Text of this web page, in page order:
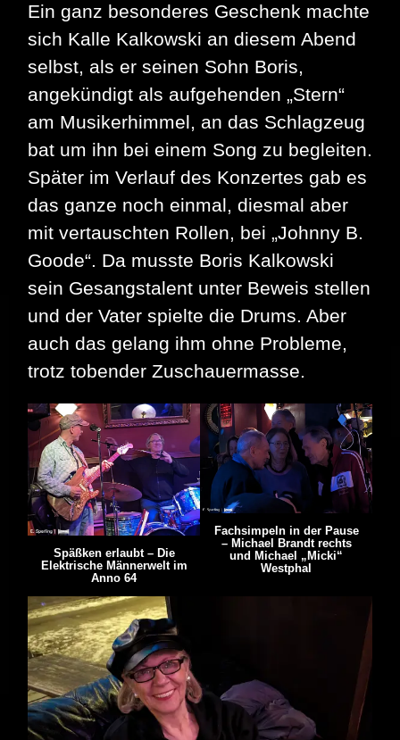
Ein ganz besonderes Geschenk machte
sich Kalle Kalkowski an diesem Abend
selbst, als er seinen Sohn Boris,
angekündigt als aufgehenden „Stern“
am Musikerhimmel, an das Schlagzeug
bat um ihn bei einem Song zu begleiten.
Später im Verlauf des Konzertes gab es
das ganze noch einmal, diesmal aber
mit vertauschten Rollen, bei „Johnny B.
Goode“. Da musste Boris Kalkowski
sein Gesangstalent unter Beweis stellen
und der Vater spielte die Drums. Aber
auch das gelang ihm ohne Probleme,
trotz tobender Zuschauermasse.
Späßken erlaubt – Die
Elektrische Männerwelt im
Anno 64
Fachsimpeln in der Pause
– Michael Brandt rechts
und Michael „Micki“
Westphal